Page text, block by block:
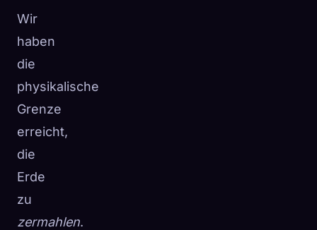
Wir
haben
die
physikalische
Grenze
erreicht,
die
Erde
zu
zermahlen.